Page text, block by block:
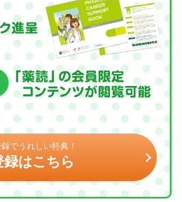
でうれしい特典！
録はこちら